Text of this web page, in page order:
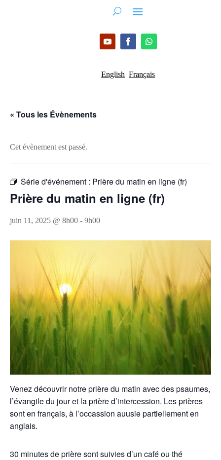
English Français
« Tous les Évènements
Cet évènement est passé.
Série d'événement : Prière du matin en ligne (fr)
Prière du matin en ligne (fr)
juin 11, 2025 @ 8h00 - 9h00
Venez découvrir notre prière du matin avec des psaumes,
l’évangile du jour et la prière d’intercession. Les prières
sont en français, à l’occassion auusie partiellement en
anglais.
30 minutes de prière sont suivies d’un café ou thé